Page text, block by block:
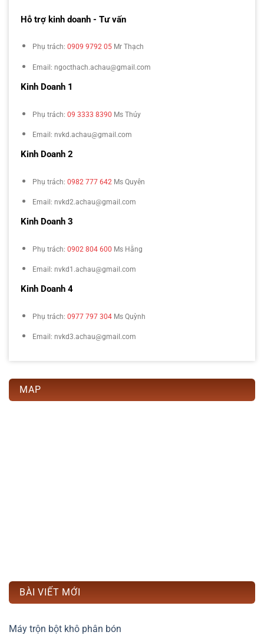
Hỗ trợ kinh doanh - Tư vấn
Phụ trách: 0909 9792 05 Mr Thạch
Email: ngocthach.achau@gmail.com
Kinh Doanh 1
Phụ trách: 09 3333 8390 Ms Thúy
Email: nvkd.achau@gmail.com
Kinh Doanh 2
Phụ trách: 0982 777 642 Ms Quyên
Email: nvkd2.achau@gmail.com
Kinh Doanh 3
Phụ trách: 0902 804 600 Ms Hằng
Email: nvkd1.achau@gmail.com
Kinh Doanh 4
Phụ trách: 0977 797 304 Ms Quỳnh
Email: nvkd3.achau@gmail.com
MAP
BÀI VIẾT MỚI
Máy trộn bột khô phân bón